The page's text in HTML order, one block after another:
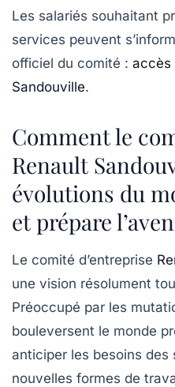
Les salariés souhaitant
services peuvent
officiel du comité : accès
Sandouville.
Comment le
Renault
évolutions du
et prépare
Le comité d’entreprise
une vision résolument
Préoccupé par les
bouleversent le monde
anticiper les besoins des
nouvelles formes de